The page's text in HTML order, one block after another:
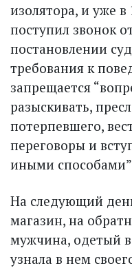
изолятора, и уже
поступил звонок
постановлении
требования к
запрещается
разыскивать,
потерпевшего,
переговоры и
иными
На следующий
магазин, на
мужчина, одетый
узнала в нем